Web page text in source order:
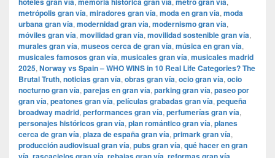
metrópolis gran vía, miradores gran vía, moda en gran vía, moda
urbana gran vía, modernidad gran vía, modernismo gran vía,
móviles gran vía, movilidad gran vía, movilidad sostenible gran vía,
murales gran vía, museos cerca de gran vía, música en gran vía,
musicales famosos gran vía, musicales gran vía, musicales madrid
2025, Norway vs Spain – WHO WINS in 10 Real Life Categories? The
Brutal Truth, noticias gran vía, obras gran vía, ocio gran vía, ocio
nocturno gran vía, parejas en gran vía, parking gran vía, paseo por
gran vía, peatones gran vía, películas grabadas gran vía, pequeña
broadway madrid, performances gran vía, perfumerías gran vía,
personajes históricos gran vía, plan romántico gran vía, planes
cerca de gran vía, plaza de españa gran vía, primark gran vía,
producción audiovisual gran vía, pubs gran vía, qué hacer en gran